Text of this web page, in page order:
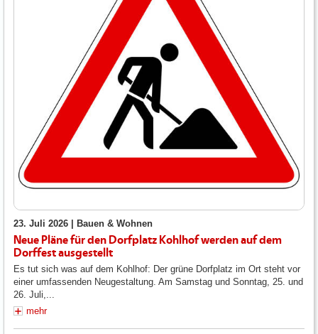
23. Juli 2026 | Bauen & Wohnen
Neue Pläne für den Dorfplatz Kohlhof werden auf dem
Dorffest ausgestellt
Es tut sich was auf dem Kohlhof: Der grüne Dorfplatz im Ort steht vor
einer umfassenden Neugestaltung. Am Samstag und Sonntag, 25. und
26. Juli,...
mehr